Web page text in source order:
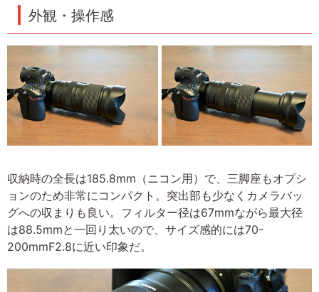
外観・操作感
収納時の全長は185.8mm（ニコン用）で、三脚座もオプシ
ョンのため非常にコンパクト。突出部も少なくカメラバッ
グへの収まりも良い。フィルター径は67mmながら最大径
は88.5mmと一回り太いので、サイズ感的には70-
200mmF2.8に近い印象だ。